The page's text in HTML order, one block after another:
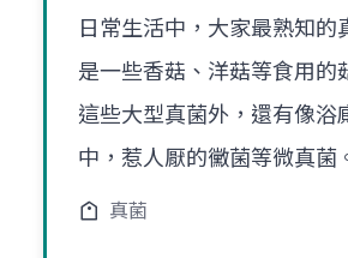
日常生活中，大家最熟知的
是一些香菇、洋菇等食用的
這些大型真菌外，還有像浴
中，惹人厭的黴菌等微真菌
真菌